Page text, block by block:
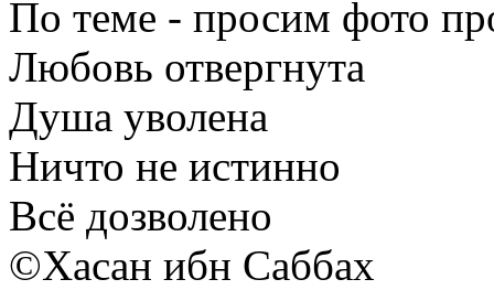
По теме - просим фото
Любовь отвергнута
Душа уволена
Ничто не истинно
Всё дозволено
©Хасан ибн Саббах